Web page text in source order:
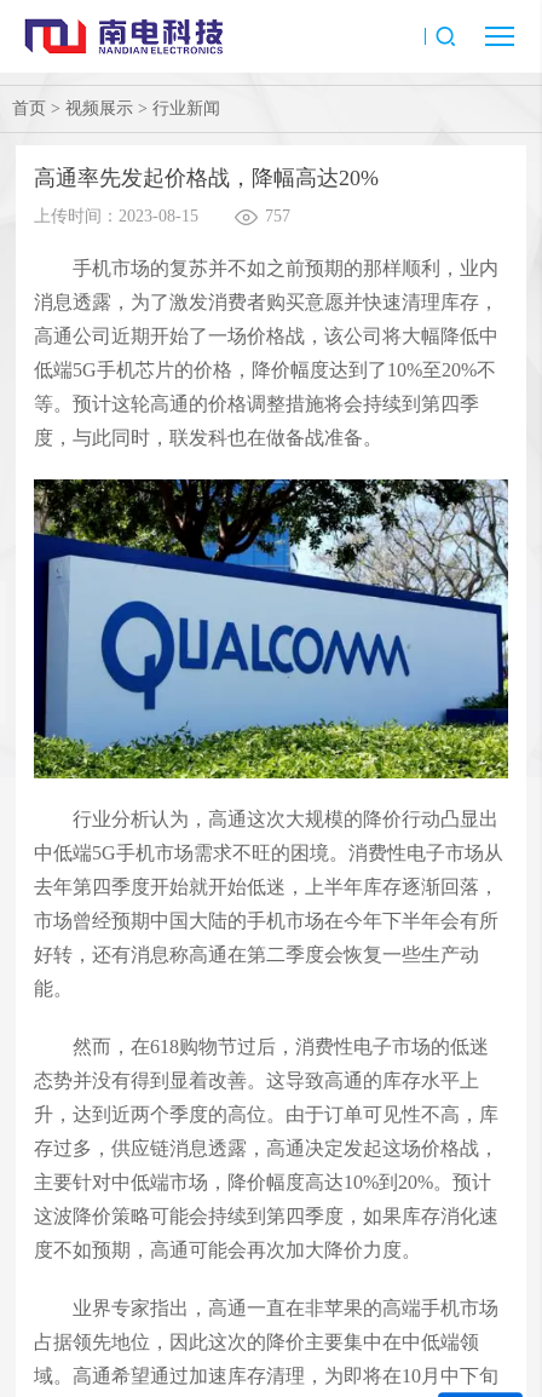
首页 > 视频展示 > 行业新闻
高通率先发起价格战，降幅高达20%
上传时间：2023-08-15 757
手机市场的复苏并不如之前预期的那样顺利，业内
消息透露，为了激发消费者购买意愿并快速清理库存，
高通公司近期开始了一场价格战，该公司将大幅降低中
低端5G手机芯片的价格，降价幅度达到了10%至20%不
等。预计这轮高通的价格调整措施将会持续到第四季
度，与此同时，联发科也在做备战准备。
行业分析认为，高通这次大规模的降价行动凸显出
中低端5G手机市场需求不旺的困境。消费性电子市场从
去年第四季度开始就开始低迷，上半年库存逐渐回落，
市场曾经预期中国大陆的手机市场在今年下半年会有所
好转，还有消息称高通在第二季度会恢复一些生产动
能。
然而，在618购物节过后，消费性电子市场的低迷
态势并没有得到显着改善。这导致高通的库存水平上
升，达到近两个季度的高位。由于订单可见性不高，库
存过多，供应链消息透露，高通决定发起这场价格战，
主要针对中低端市场，降价幅度高达10%到20%。预计
这波降价策略可能会持续到第四季度，如果库存消化速
度不如预期，高通可能会再次加大降价力度。
业界专家指出，高通一直在非苹果的高端手机市场
占据领先地位，因此这次的降价主要集中在中低端领
域。高通希望通过加速库存清理，为即将在10月中下旬